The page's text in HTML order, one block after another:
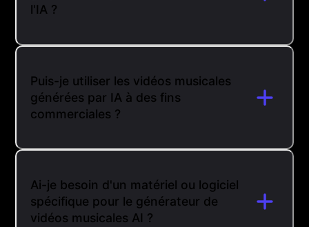
l'IA ?
Puis-je utiliser les vidéos musicales
générées par IA à des fins
commerciales ?
Ai-je besoin d'un matériel ou logiciel
spécifique pour le générateur de
vidéos musicales AI ?